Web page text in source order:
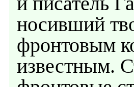
носивший
фронтовым
известным.